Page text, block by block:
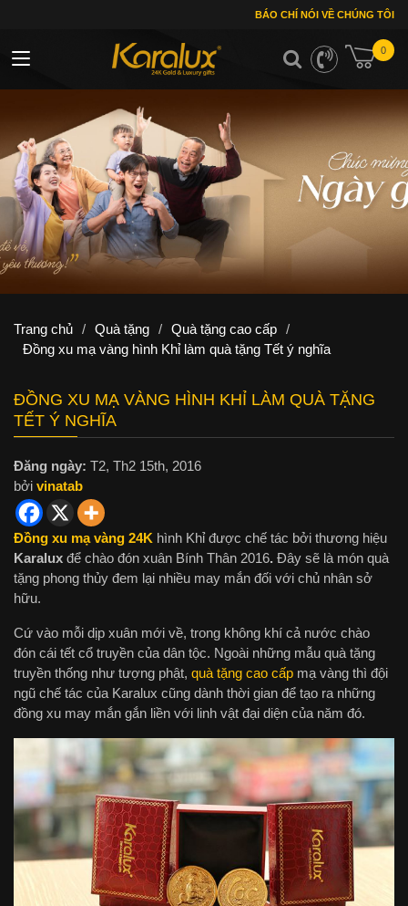
BÁO CHÍ NÓI VỀ CHÚNG TÔI
0
Toggle navigation
Trang chủ / Quà tặng / Quà tặng cao cấp /
Đồng xu mạ vàng hình Khỉ làm quà tặng Tết ý nghĩa
ĐỒNG XU MẠ VÀNG HÌNH KHỈ LÀM QUÀ TẶNG
TẾT Ý NGHĨA
Đăng ngày: T2, Th2 15th, 2016
bởi vinatab
Đồng xu mạ vàng 24K hình Khỉ được chế tác bởi thương hiệu
Karalux để chào đón xuân Bính Thân 2016. Đây sẽ là món quà
tặng phong thủy đem lại nhiều may mắn đối với chủ nhân sở
hữu.
Cứ vào mỗi dịp xuân mới về, trong không khí cả nước chào
đón cái tết cổ truyền của dân tộc. Ngoài những mẫu quà tặng
truyền thống như tượng phật, quà tặng cao cấp mạ vàng thì đội
ngũ chế tác của Karalux cũng dành thời gian để tạo ra những
đồng xu may mắn gắn liền với linh vật đại diện của năm đó.